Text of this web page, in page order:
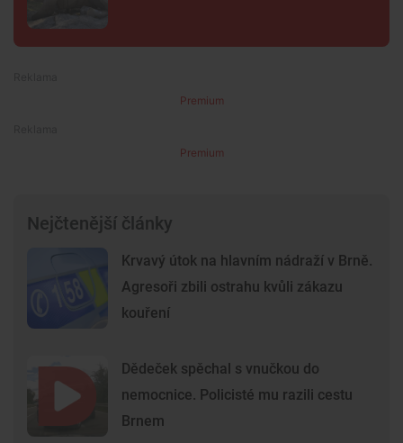
Premium
Premium
Nejčtenější články
Krvavý útok na hlavním nádraží v Brně.
Agresoři zbili ostrahu kvůli zákazu
kouření
Dědeček spěchal s vnučkou do
nemocnice. Policisté mu razili cestu
Brnem